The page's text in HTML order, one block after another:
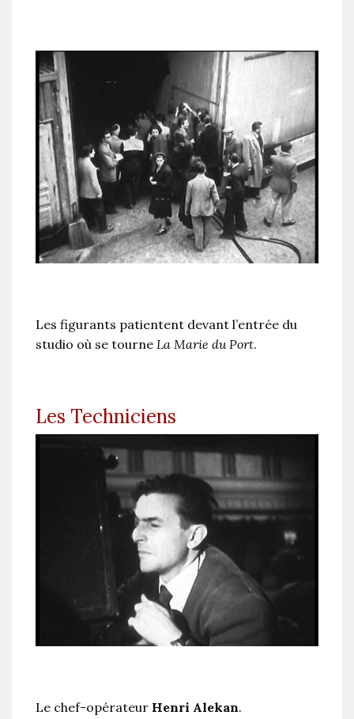
Les figurants patientent devant l’entrée du
studio où se tourne La Marie du Port.
Les Techniciens
Le chef-opérateur Henri Alekan.